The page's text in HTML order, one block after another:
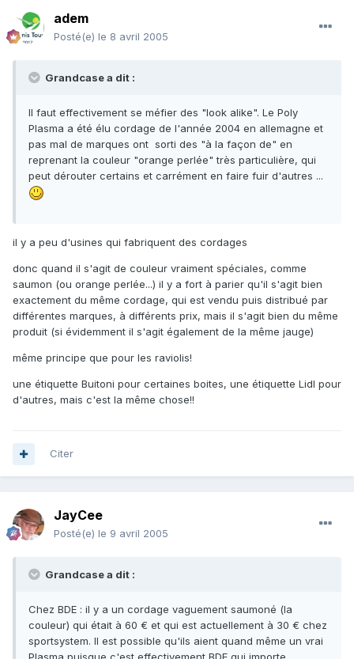
adem
Posté(e) le 8 avril 2005
Grandcase a dit :
Il faut effectivement se méfier des "look alike". Le Poly
Plasma a été élu cordage de l'année 2004 en allemagne et
pas mal de marques ont sorti des "à la façon de" en
reprenant la couleur "orange perlée" très particulière, qui
peut dérouter certains et carrément en faire fuir d'autres ...
il y a peu d'usines qui fabriquent des cordages
donc quand il s'agit de couleur vraiment spéciales, comme
saumon (ou orange perlée...) il y a fort à parier qu'il s'agit bien
exactement du même cordage, qui est vendu puis distribué par
différentes marques, à différents prix, mais il s'agit bien du même
produit (si évidemment il s'agit également de la même jauge)
même principe que pour les raviolis!
une étiquette Buitoni pour certaines boites, une étiquette Lidl pour
d'autres, mais c'est la même chose!!
Citer
JayCee
Posté(e) le 9 avril 2005
Grandcase a dit :
Chez BDE : il y a un cordage vaguement saumoné (la
couleur) qui était à 60 € et qui est actuellement à 30 € chez
sportsystem. Il est possible qu'ils aient quand même un vrai